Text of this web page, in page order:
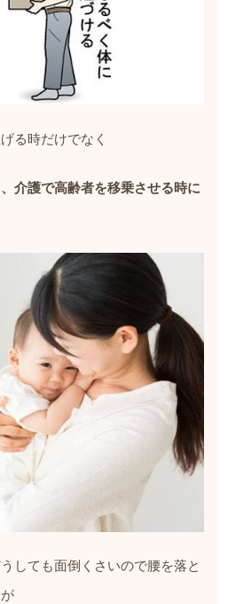
る時だけでなく
介護で高齢者を移乗させる時に
しても面倒くさいので腰を落と